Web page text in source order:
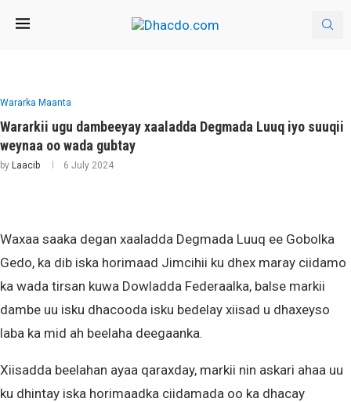
Wararka Maanta
Wararkii ugu dambeeyay xaaladda Degmada Luuq iyo suuqii
weynaa oo wada gubtay
by Laacib 6 July 2024
Waxaa saaka degan xaaladda Degmada Luuq ee Gobolka
Gedo, ka dib iska horimaad Jimcihii ku dhex maray ciidamo
ka wada tirsan kuwa Dowladda Federaalka, balse markii
dambe uu isku dhacooda isku bedelay xiisad u dhaxeyso
laba ka mid ah beelaha deegaanka.
Xiisadda beelahan ayaa qaraxday, markii nin askari ahaa uu
ku dhintay iska horimaadka ciidamada oo ka dhacay